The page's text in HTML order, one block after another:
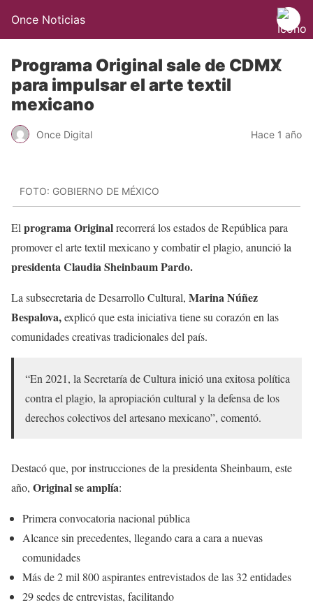
Once Noticias
Programa Original sale de CDMX
para impulsar el arte textil
mexicano
Once Digital Hace 1 año
FOTO: GOBIERNO DE MÉXICO
El programa Originalrecorrerá los estados de República para
promover el arte textil mexicano y combatir el plagio, anunció la
presidenta Claudia Sheinbaum Pardo.
La subsecretaria de Desarrollo Cultural, Marina Núñez
Bespalova,explicó que esta iniciativa tiene su corazón en las
comunidades creativas tradicionales del país.
“En 2021, la Secretaría de Cultura inició una exitosa política
contra el plagio, la apropiación cultural y la defensa de los
derechos colectivos del artesano mexicano”, comentó.
Destacó que, por instrucciones de la presidenta Sheinbaum, este
año, Original se amplía:
Primera convocatoria nacional pública
Alcance sin precedentes, llegando cara a cara a nuevas
comunidades
Más de 2 mil 800 aspirantes entrevistados de las 32 entidades
29 sedes de entrevistas, facilitando